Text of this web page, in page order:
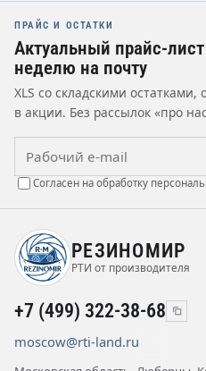
ПРАЙС И ОСТАТКИ
Актуальный прайс-
неделю на почту
XLS со складскими
в акции. Без рассылок «про
Согласен на обработку
РЕЗИНОМИР
РТИ от производителя
+7 (499) 322-38-68
moscow@rti-land.ru